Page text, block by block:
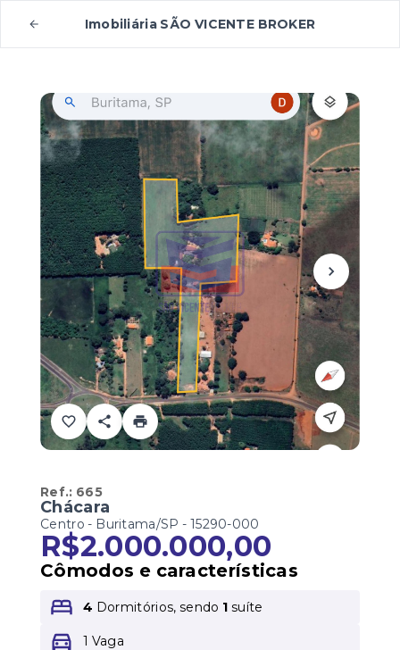
Imobiliária SÃO VICENTE BROKER
Ref.: 665
Chácara
Centro - Buritama/SP - 15290-000
R$2.000.000,00
Cômodos e características
4 Dormitórios, sendo 1 suíte
1 Vaga